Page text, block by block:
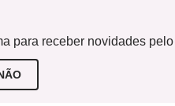
para receber novidades